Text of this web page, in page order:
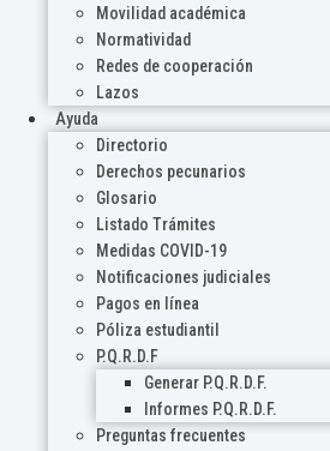
Movilidad académica
Normatividad
Redes de cooperación
Lazos
Ayuda
Directorio
Derechos pecunarios
Glosario
Listado Trámites
Medidas COVID-19
Notificaciones judiciales
Pagos en línea
Póliza estudiantil
P.Q.R.D.F
Generar P.Q.R.D.F.
Informes P.Q.R.D.F.
Preguntas frecuentes